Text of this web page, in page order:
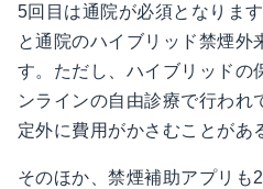
5回目は通院が必須となりま
と通院のハイブリッド禁煙外
す。ただし、ハイブリッドの
ンラインの自由診療で行われ
定外に費用がかさむことがあ
そのほか、禁煙補助アプリも